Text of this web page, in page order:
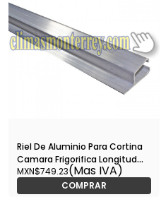
Riel De Aluminio Para Cortina
Camara Frigorifica Longitud
3.05mts - RISUCOJA3M
MXN$749.23(Mas IVA)
COMPRAR